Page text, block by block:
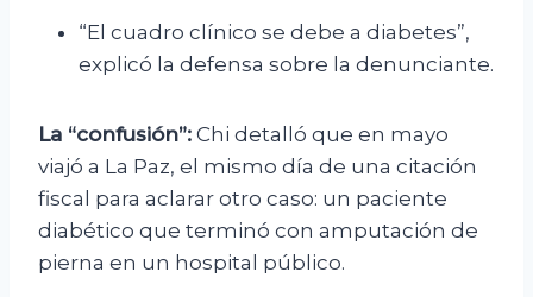
“El cuadro clínico se debe a diabetes”,
explicó la defensa sobre la denunciante.
La “confusión”: Chi detalló que en mayo
viajó a La Paz, el mismo día de una citación
fiscal para aclarar otro caso: un paciente
diabético que terminó con amputación de
pierna en un hospital público.